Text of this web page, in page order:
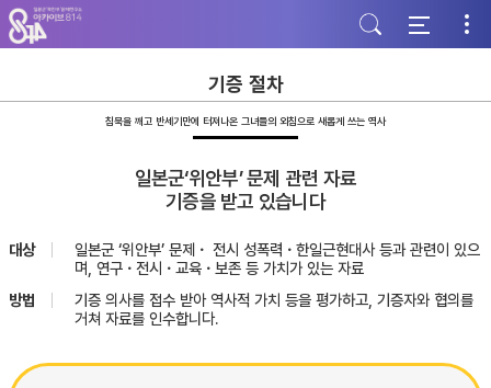
주
메
뉴
가
본
문
바
기
하
단
바
기
기증 절차
침묵을 깨고 반세기만에 터져나온 그녀들의 외침으로 새롭게 쓰는 역사
일본군‘위안부’ 문제 관련 자료
기증을 받고 있습니다
대상
일본군 ‘위안부’ 문제・ 전시 성폭력・한일근현대사 등과 관련이 있으
며, 연구・전시・교육・보존 등 가치가 있는 자료
방법
기증 의사를 접수 받아 역사적 가치 등을 평가하고, 기증자와 협의를
거쳐 자료를 인수합니다.